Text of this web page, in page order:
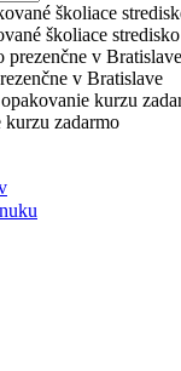
školiace stredisko
v Bratislave
zadarmo